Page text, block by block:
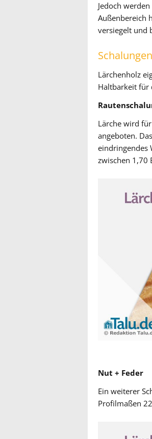
Jedoch
Außenbereich
versiegelt und
Lärchenholz
Haltbarkeit für
Lärche wird
angeboten.
eindringendes
zwischen 1,70
Nut + Feder
Ein weiterer
Profilmaßen